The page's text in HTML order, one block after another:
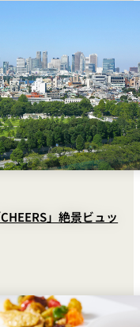
」絶景ビュッ